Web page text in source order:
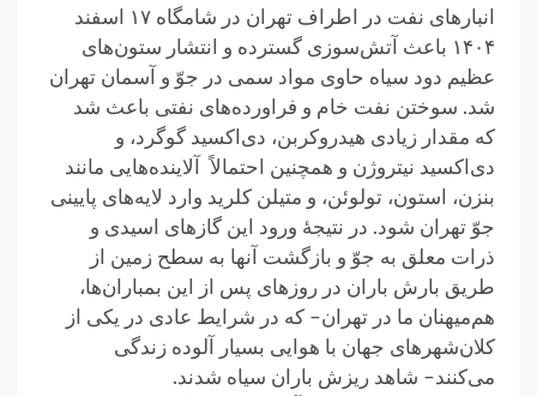
انبارهای نفت در اطراف تهران در شامگاه ۱۷ اسفند
۱۴۰۴ باعث آتش‌سوزی‌ گسترده و انتشار ستون‌های
عظیم دود سیاه حاوی مواد سمی در جوّ و آسمان تهران
شد. سوختن نفت خام و فراورده‌های نفتی باعث شد
که مقدار زیادی هیدروکربن‌، دی‌اکسید گوگرد، و
دی‌اکسید نیتروژن و همچنین احتمالاً آلاینده‌‌هایی مانند
بنزن، استون، تولوئن، و متیلن کلرید وارد لایه‌های پایینی
جوّ تهران شود. در نتیجهٔ ورود این گازهای اسیدی و
ذرات معلق به جوّ و بازگشت آنها به سطح زمین از
طریق بارش باران در روزهای پس از این بمباران‌ها،
هم‌میهنان ما در تهران– که در شرایط عادی در یکی از
کلان‌شهرهای جهان با هوایی بسیار آلوده زندگی
می‌کنند– شاهد ریزش باران سیاه شدند.